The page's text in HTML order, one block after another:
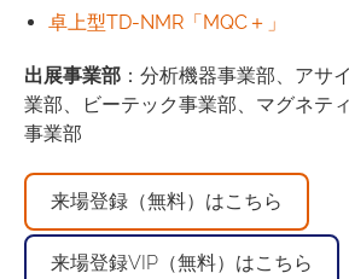
卓上型TD-NMR 「MQC＋」
出展事業部 ：分析機器事業部、アサ
業部、ビーテック事業部、マグネテ
事業部
来場登録（無料）はこちら
来場登録VIP（無料）はこちら